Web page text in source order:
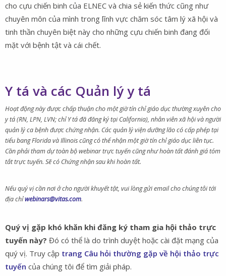
cho cựu chiến binh của ELNEC và chia sẻ kiến ​​thức cũng như
chuyên môn của mình trong lĩnh vực chăm sóc tâm lý xã hội và
tinh thần chuyên biệt này cho những cựu chiến binh đang đối
mặt với bệnh tật và cái chết.
Y tá và các Quản lý y tá
Hoạt động này được chấp thuận cho một giờ tín chỉ giáo dục thường xuyên cho
y tá (RN, LPN, LVN; chỉ Y tá đã đăng ký tại California), nhân viên xã hội và người
quản lý ca bệnh được chứng nhận. Các quản lý viện dưỡng lão có cấp phép tại
tiểu bang Florida và Illinois cũng có thể nhận một giờ tín chỉ giáo dục liên tục.
Cần phải tham dự toàn bộ webinar trực tuyến cũng như hoàn tất đánh giá tóm
tắt trực tuyến. Sẽ có Chứng nhận sau khi hoàn tất.
Nếu quý vị cần nơi ở cho người khuyết tật, vui lòng gửi email cho chúng tôi tới
địa chỉwebinars@vitas.com.
Quý vị gặp khó khăn khi đăng ký tham gia hội thảo trực
tuyến này? Đó có thể là do trình duyệt hoặc cài đặt mạng của
quý vị. Truy cập trang Câu hỏi thường gặp về hội thảo trực
tuyến của chúng tôi để tìm giải pháp.